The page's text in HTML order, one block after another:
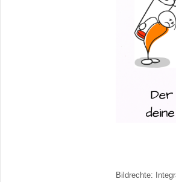
Bildrechte: